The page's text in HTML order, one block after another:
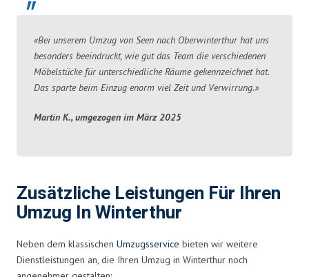
«Bei unserem Umzug von Seen nach Oberwinterthur hat uns
besonders beeindruckt, wie gut das Team die verschiedenen
Möbelstücke für unterschiedliche Räume gekennzeichnet hat.
Das sparte beim Einzug enorm viel Zeit und Verwirrung.»
Martin K., umgezogen im März 2025
Zusätzliche Leistungen Für Ihren
Umzug In Winterthur
Neben dem klassischen Umzugsservice bieten wir weitere
Dienstleistungen an, die Ihren Umzug in Winterthur noch